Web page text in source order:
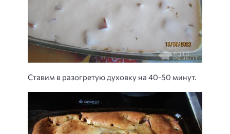
Ставим в разогретую духовку на 40-50 минут.